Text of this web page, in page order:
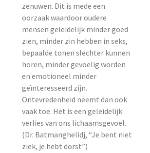
zenuwen. Dit is mede een
oorzaak waardoor oudere
mensen geleidelijk minder goed
zien, minder zin hebben in seks,
bepaalde tonen slechter kunnen
horen, minder gevoelig worden
en emotioneel minder
geïnteresseerd zijn.
Ontevredenheid neemt dan ook
vaak toe. Het is een geleidelijk
verlies van ons lichaamsgevoel.
(Dr. Batmanghelidj, “Je bent niet
ziek, je hebt dorst”)